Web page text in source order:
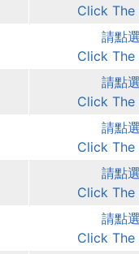
Click The
請點選
Click The
請點選
Click The
請點選
Click The
請點選
Click The
請點選
Click The